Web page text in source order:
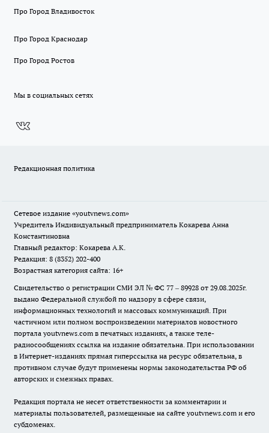
Про Город Владивосток
Про Город Краснодар
Про Город Ростов
Мы в социальных сетях
Редакционная политика
Сетевое издание «youtvnews.com»
Учредитель Индивидуальный предприниматель Кокарева Анна
Константиновна
Главный редактор: Кокарева А.К.
Редакция: 8 (8352) 202-400
Возрастная категория сайта: 16+
Свидетельство о регистрации СМИ ЭЛ № ФС 77 – 89928 от 29.08.2025г.
выдано Федеральной службой по надзору в сфере связи,
информационных технологий и массовых коммуникаций. При
частичном или полном воспроизведении материалов новостного
портала youtvnews.com в печатных изданиях, а также теле-
радиосообщениях ссылка на издание обязательна. При использовании
в Интернет-изданиях прямая гиперссылка на ресурс обязательна, в
противном случае будут применены нормы законодательства РФ об
авторских и смежных правах.
Редакция портала не несет ответственности за комментарии и
материалы пользователей, размещенные на сайте youtvnews.com и его
субдоменах.